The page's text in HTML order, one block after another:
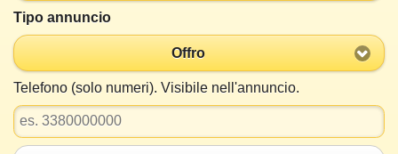
Tipo annuncio
Offro
Telefono (solo numeri). Visibile nell'annuncio.